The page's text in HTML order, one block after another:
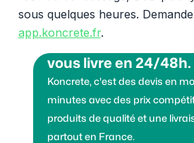
sous quelques heures.
app.koncrete.fr.
vous livre en 24/48h.
Koncrete, c'est des devis en
minutes avec des prix
produits de qualité et une
partout en France.